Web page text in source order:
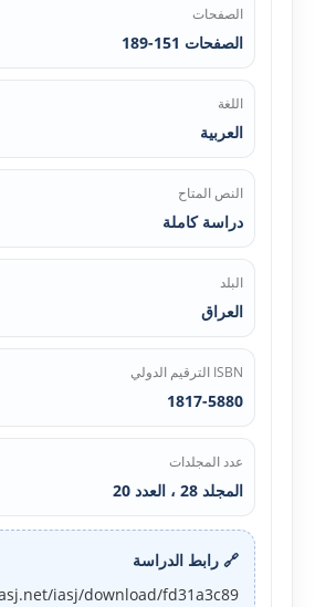
الصفحات
الصفحات 151-189
اللغة
العربية
النص المتاح
دراسة كاملة
البلد
العراق
ISBN الترقيم الدولي
1817-5880
عدد المجلدات
المجلد 28 ، العدد 20
🔗 رابط الدراسة
iasj/download/fd31a3c89